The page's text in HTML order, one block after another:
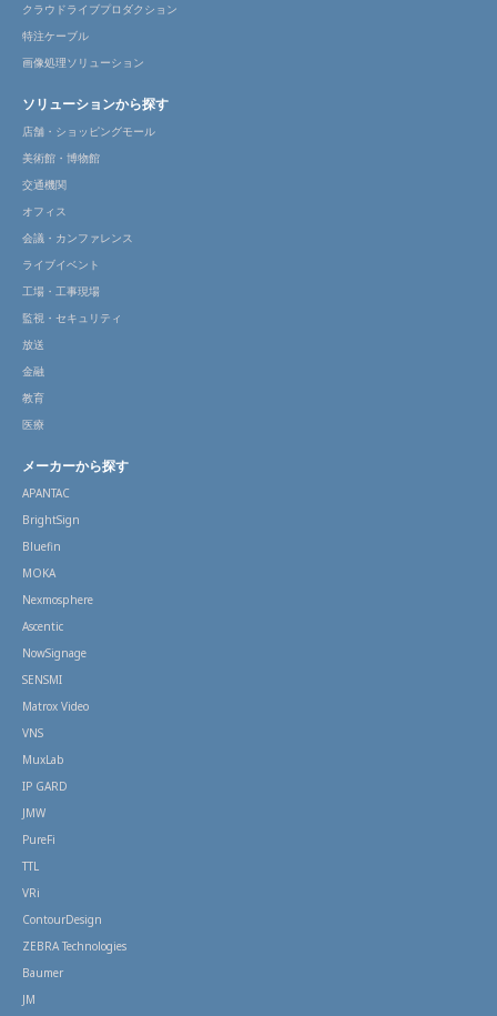
クラウドライブプロダクション
特注ケーブル
画像処理ソリューション
ソリューションから探す
店舗・ショッピングモール
美術館・博物館
交通機関
オフィス
会議・カンファレンス
ライブイベント
工場・工事現場
監視・セキュリティ
放送
金融
教育
医療
メーカーから探す
APANTAC
BrightSign
Bluefin
MOKA
Nexmosphere
Ascentic
NowSignage
SENSMI
Matrox Video
VNS
MuxLab
IP GARD
JMW
PureFi
TTL
VRi
ContourDesign
ZEBRA Technologies
Baumer
JM